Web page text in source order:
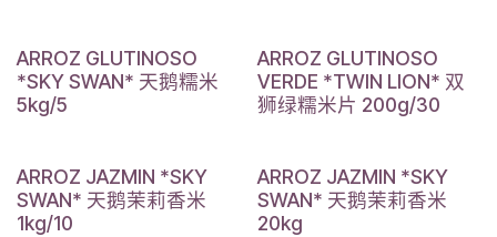
ARROZ GLUTINOSO
*SKY SWAN* 天鹅糯米
5kg/5
ARROZ GLUTINOSO
VERDE *TWIN LION* 双
狮绿糯米片 200g/30
ARROZ JAZMIN *SKY
SWAN* 天鹅茉莉香米
1kg/10
ARROZ JAZMIN *SKY
SWAN* 天鹅茉莉香米
20kg